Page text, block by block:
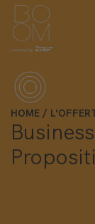
HOME